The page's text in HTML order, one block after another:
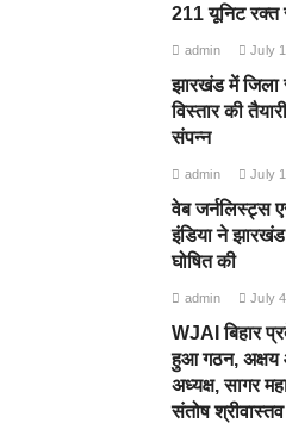
211 यूनिट रक्त
admin July
झारखंड में जिला
विस्तार की
संपन्न
admin July
वेब जर्नलिस्ट्स
इंडिया ने झारखंड
घोषित की
admin July
WJAI बिहार
हुआ गठन,
अध्यक्ष, सागर
संतोष